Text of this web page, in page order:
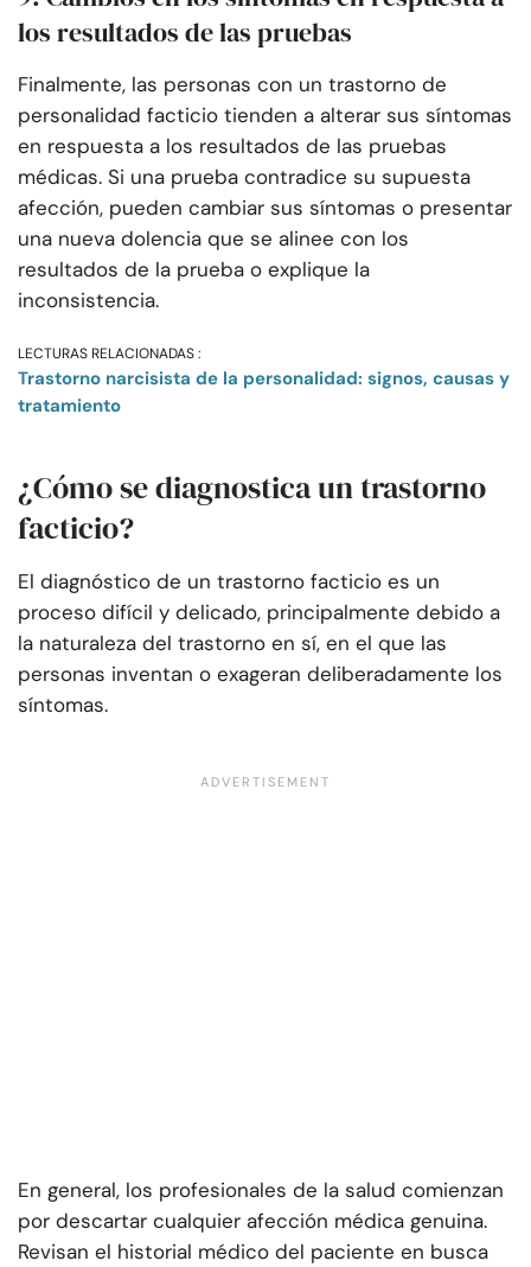
los resultados de las pruebas
Finalmente, las personas con un trastorno de
personalidad facticio tienden a alterar sus síntomas
en respuesta a los resultados de las pruebas
médicas. Si una prueba contradice su supuesta
afección, pueden cambiar sus síntomas o presentar
una nueva dolencia que se alinee con los
resultados de la prueba o explique la
inconsistencia.
LECTURAS RELACIONADAS :
Trastorno narcisista de la personalidad: signos, causas y
tratamiento
¿Cómo se diagnostica un trastorno
facticio?
El diagnóstico de un trastorno facticio es un
proceso difícil y delicado, principalmente debido a
la naturaleza del trastorno en sí, en el que las
personas inventan o exageran deliberadamente los
síntomas.
En general, los profesionales de la salud comienzan
por descartar cualquier afección médica genuina.
Revisan el historial médico del paciente en busca